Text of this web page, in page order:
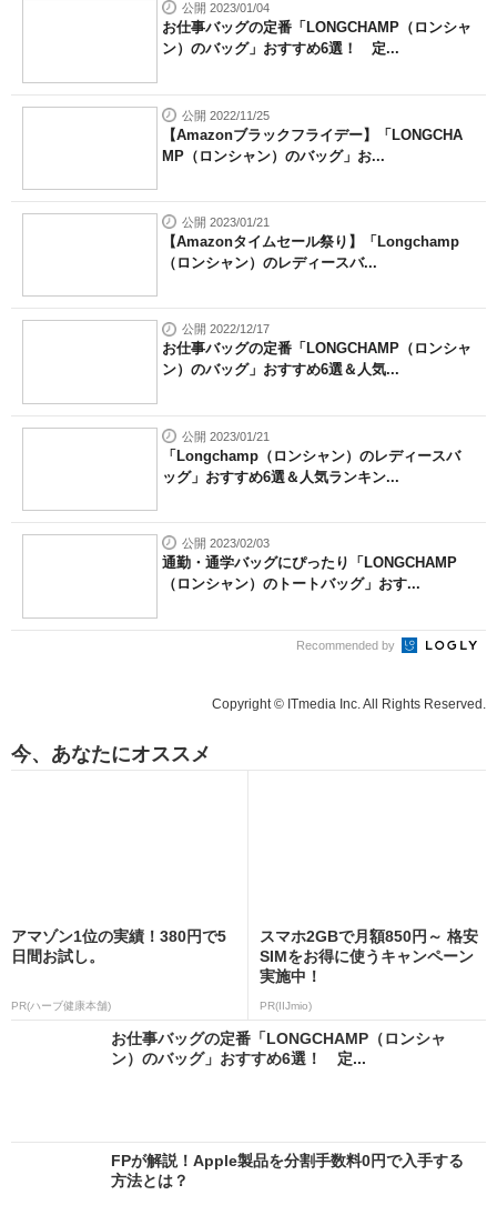
公開 2023/01/04
お仕事バッグの定番「LONGCHAMP（ロンシャ
ン）のバッグ」おすすめ6選！ 定...
公開 2022/11/25
【Amazonブラックフライデー】「LONGCHA
MP（ロンシャン）のバッグ」お...
公開 2023/01/21
【Amazonタイムセール祭り】「Longchamp
（ロンシャン）のレディースバ...
公開 2022/12/17
お仕事バッグの定番「LONGCHAMP（ロンシャ
ン）のバッグ」おすすめ6選＆人気...
公開 2023/01/21
「Longchamp（ロンシャン）のレディースバ
ッグ」おすすめ6選＆人気ランキン...
公開 2023/02/03
通勤・通学バッグにぴったり「LONGCHAMP
（ロンシャン）のトートバッグ」おす...
Recommended by
Copyright © ITmedia Inc. All Rights Reserved.
今、あなたにオススメ
アマゾン1位の実績！380円で5
日間お試し。
PR(ハーブ健康本舗)
スマホ2GBで月額850円～ 格安
SIMをお得に使うキャンペーン
実施中！
PR(IIJmio)
お仕事バッグの定番「LONGCHAMP（ロンシャ
ン）のバッグ」おすすめ6選！ 定...
FPが解説！Apple製品を分割手数料0円で入手する
方法とは？